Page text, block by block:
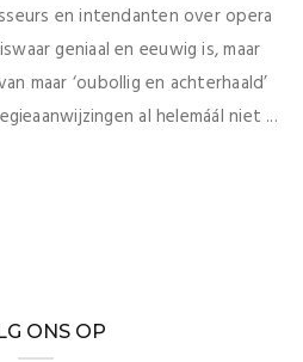
en intendanten over opera
geniaal en eeuwig is, maar
maar ‘oubollig en achterhaald’
al helemáál niet ...
ONS OP